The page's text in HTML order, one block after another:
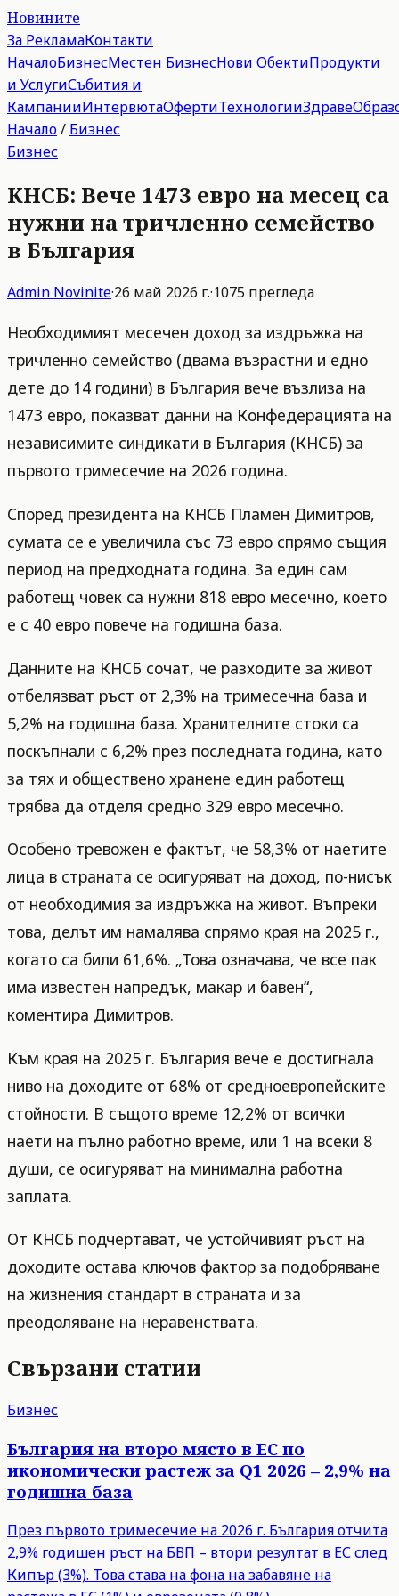
Новините
За РекламаКонтакти
НачалоБизнесМестен БизнесНови ОбектиПродукти
и УслугиСъбития и
КампанииИнтервютаОфертиТехнологииЗдраве
Начало/ Бизнес
Бизнес
КНСБ: Вече 1473 евро на месец са
нужни на тричленно семейство
в България
Admin Novinite·26 май 2026 г.·1075 прегледа
Необходимият месечен доход за издръжка на
тричленно семейство (двама възрастни и едно
дете до 14 години) в България вече възлиза на
1473 евро, показват данни на Конфедерацията на
независимите синдикати в България (КНСБ) за
първото тримесечие на 2026 година.
Според президента на КНСБ Пламен Димитров,
сумата се е увеличила със 73 евро спрямо същия
период на предходната година. За един сам
работещ човек са нужни 818 евро месечно, което
е с 40 евро повече на годишна база.
Данните на КНСБ сочат, че разходите за живот
отбелязват ръст от 2,3% на тримесечна база и
5,2% на годишна база. Хранителните стоки са
поскъпнали с 6,2% през последната година, като
за тях и обществено хранене един работещ
трябва да отделя средно 329 евро месечно.
Особено тревожен е фактът, че 58,3% от наетите
лица в страната се осигуряват на доход, по-нисък
от необходимия за издръжка на живот. Въпреки
това, делът им намалява спрямо края на 2025 г.,
когато са били 61,6%. „Това означава, че все пак
има известен напредък, макар и бавен“,
коментира Димитров.
Към края на 2025 г. България вече е достигнала
ниво на доходите от 68% от средноевропейските
стойности. В същото време 12,2% от всички
наети на пълно работно време, или 1 на всеки 8
души, се осигуряват на минимална работна
заплата.
От КНСБ подчертават, че устойчивият ръст на
доходите остава ключов фактор за подобряване
на жизнения стандарт в страната и за
преодоляване на неравенствата.
Свързани статии
Бизнес
България на второ място в ЕС по
икономически растеж за Q1 2026 – 2,9% на
годишна база
През първото тримесечие на 2026 г. България отчита
2,9% годишен ръст на БВП – втори резултат в ЕС след
Кипър (3%). Това става на фона на забавяне на